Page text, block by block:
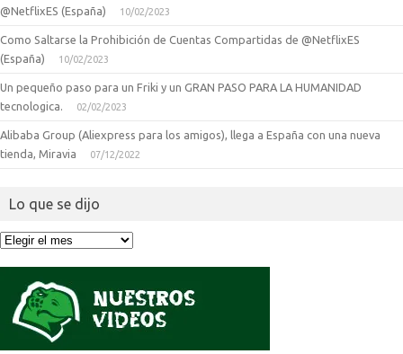
@NetflixES (España)
10/02/2023
Como Saltarse la Prohibición de Cuentas Compartidas de @NetflixES
(España)
10/02/2023
Un pequeño paso para un Friki y un GRAN PASO PARA LA HUMANIDAD
tecnologica.
02/02/2023
Alibaba Group (Aliexpress para los amigos), llega a España con una nueva
tienda, Miravia
07/12/2022
Lo que se dijo
Lo